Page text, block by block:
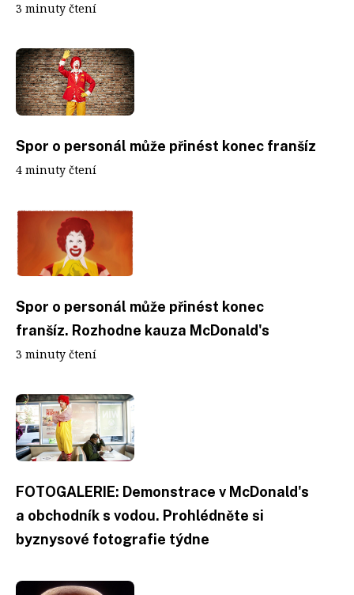
3 minuty čtení
Spor o personál může přinést konec franšíz
4 minuty čtení
Spor o personál může přinést konec
franšíz. Rozhodne kauza McDonald's
3 minuty čtení
FOTOGALERIE: Demonstrace v McDonald's
a obchodník s vodou. Prohlédněte si
byznysové fotografie týdne